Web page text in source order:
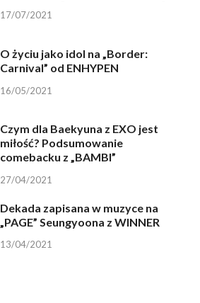
17/07/2021
O życiu jako idol na „Border:
Carnival” od ENHYPEN
16/05/2021
Czym dla Baekyuna z EXO jest
miłość? Podsumowanie
comebacku z „BAMBI”
27/04/2021
Dekada zapisana w muzyce na
„PAGE” Seungyoona z WINNER
13/04/2021